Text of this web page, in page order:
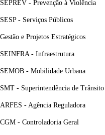
SEPREV - Prevenção à Violência
SESP - Serviços Públicos
Gestão e Projetos Estratégicos
SEINFRA - Infraestrutura
SEMOB - Mobilidade Urbana
SMT - Superintendência de Trânsito
ARFES - Agência Reguladora
CGM - Controladoria Geral